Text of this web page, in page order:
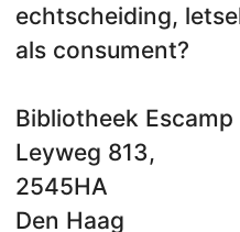
echtscheiding,
als consument?
Bibliotheek Escamp
Leyweg 813,
2545HA
Den Haag